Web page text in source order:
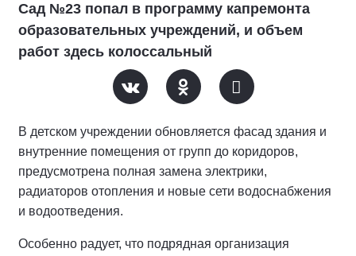
Сад №23 попал в программу капремонта
образовательных учреждений, и объем
работ здесь колоссальный
В детском учреждении обновляется фасад здания и
внутренние помещения от групп до коридоров,
предусмотрена полная замена электрики,
радиаторов отопления и новые сети водоснабжения
и водоотведения.
Особенно радует, что подрядная организация